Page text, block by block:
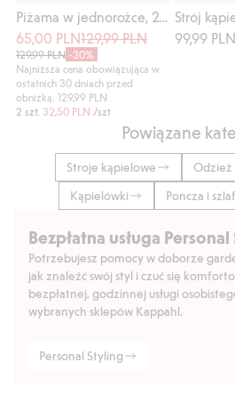
65,00 PLN129,99 PLN
129,99 PLN -30%
Najniższa cena obowiązująca w
ostatnich 30 dniach przed
obniżką: 129,99 PLN
2 szt. 32,50 PLN /szt
99,99 PLN
Powiązane
Stroje kąpielowe Odzież
Kąpielówki
Poncza i
Bezpłatna usługa
Potrzebujesz pomocy w doborze
jak znaleźć swój styl i czuć się
bezpłatnej, godzinnej usługi
wybranych sklepów Kappahl.
Personal Styling